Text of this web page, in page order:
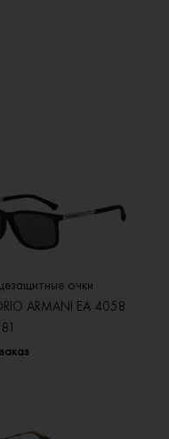
очки
ARMANI EA 4058